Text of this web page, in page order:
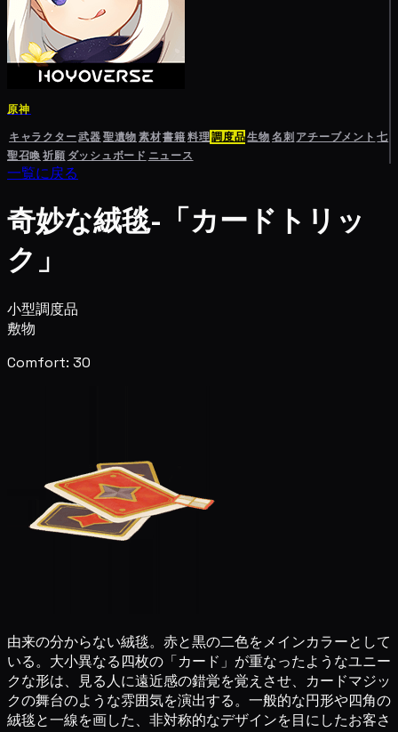
原神
キャラクター武器聖遺物素材書籍料理調度品生物名刺 アチーブメント 七
聖召喚祈願 ダッシュボード ニュース
一覧に戻る
奇妙な絨毯-「カードトリッ
ク」
小型調度品
敷物
Comfort: 30
由来の分からない絨毯。赤と黒の二色をメインカラーとして
いる。大小異なる四枚の「カード」が重なったようなユニー
クな形は、見る人に遠近感の錯覚を覚えさせ、カードマジッ
クの舞台のような雰囲気を演出する。一般的な円形や四角の
絨毯と一線を画した、非対称的なデザインを目にしたお客さ